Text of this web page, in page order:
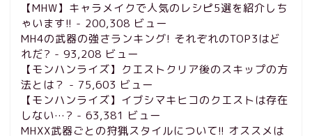
【MHW】キャラメイクで人気のレシピ5選を紹介しち
ゃいます!! - 200,308 ビュー
MH4の武器の強さランキング! それぞれのTOP3はど
れだ? - 93,208 ビュー
【モンハンライズ】クエストクリア後のスキップの方
法とは？ - 75,603 ビュー
【モンハンライズ】イブシマキヒコのクエストは存在
しない…? - 63,381 ビュー
MHXX武器ごとの狩猟スタイルについて!! オススメは